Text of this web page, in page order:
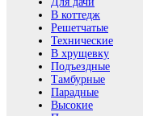
В коттедж
Решетчатые
Технические
В хрущевку
Подъездные
Тамбурные
Парадные
Высокие